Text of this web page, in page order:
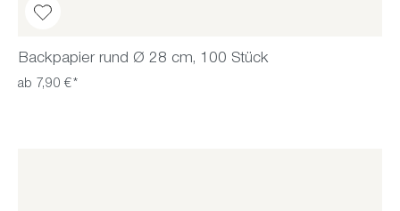
Backpapier rund Ø 28 cm, 100 Stück
ab 7,90 €*